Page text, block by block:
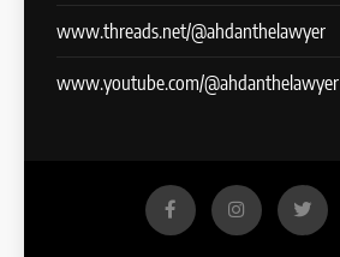
www.threads.net/@ahdanthelawyer
www.youtube.com/@ahdanthelawyer